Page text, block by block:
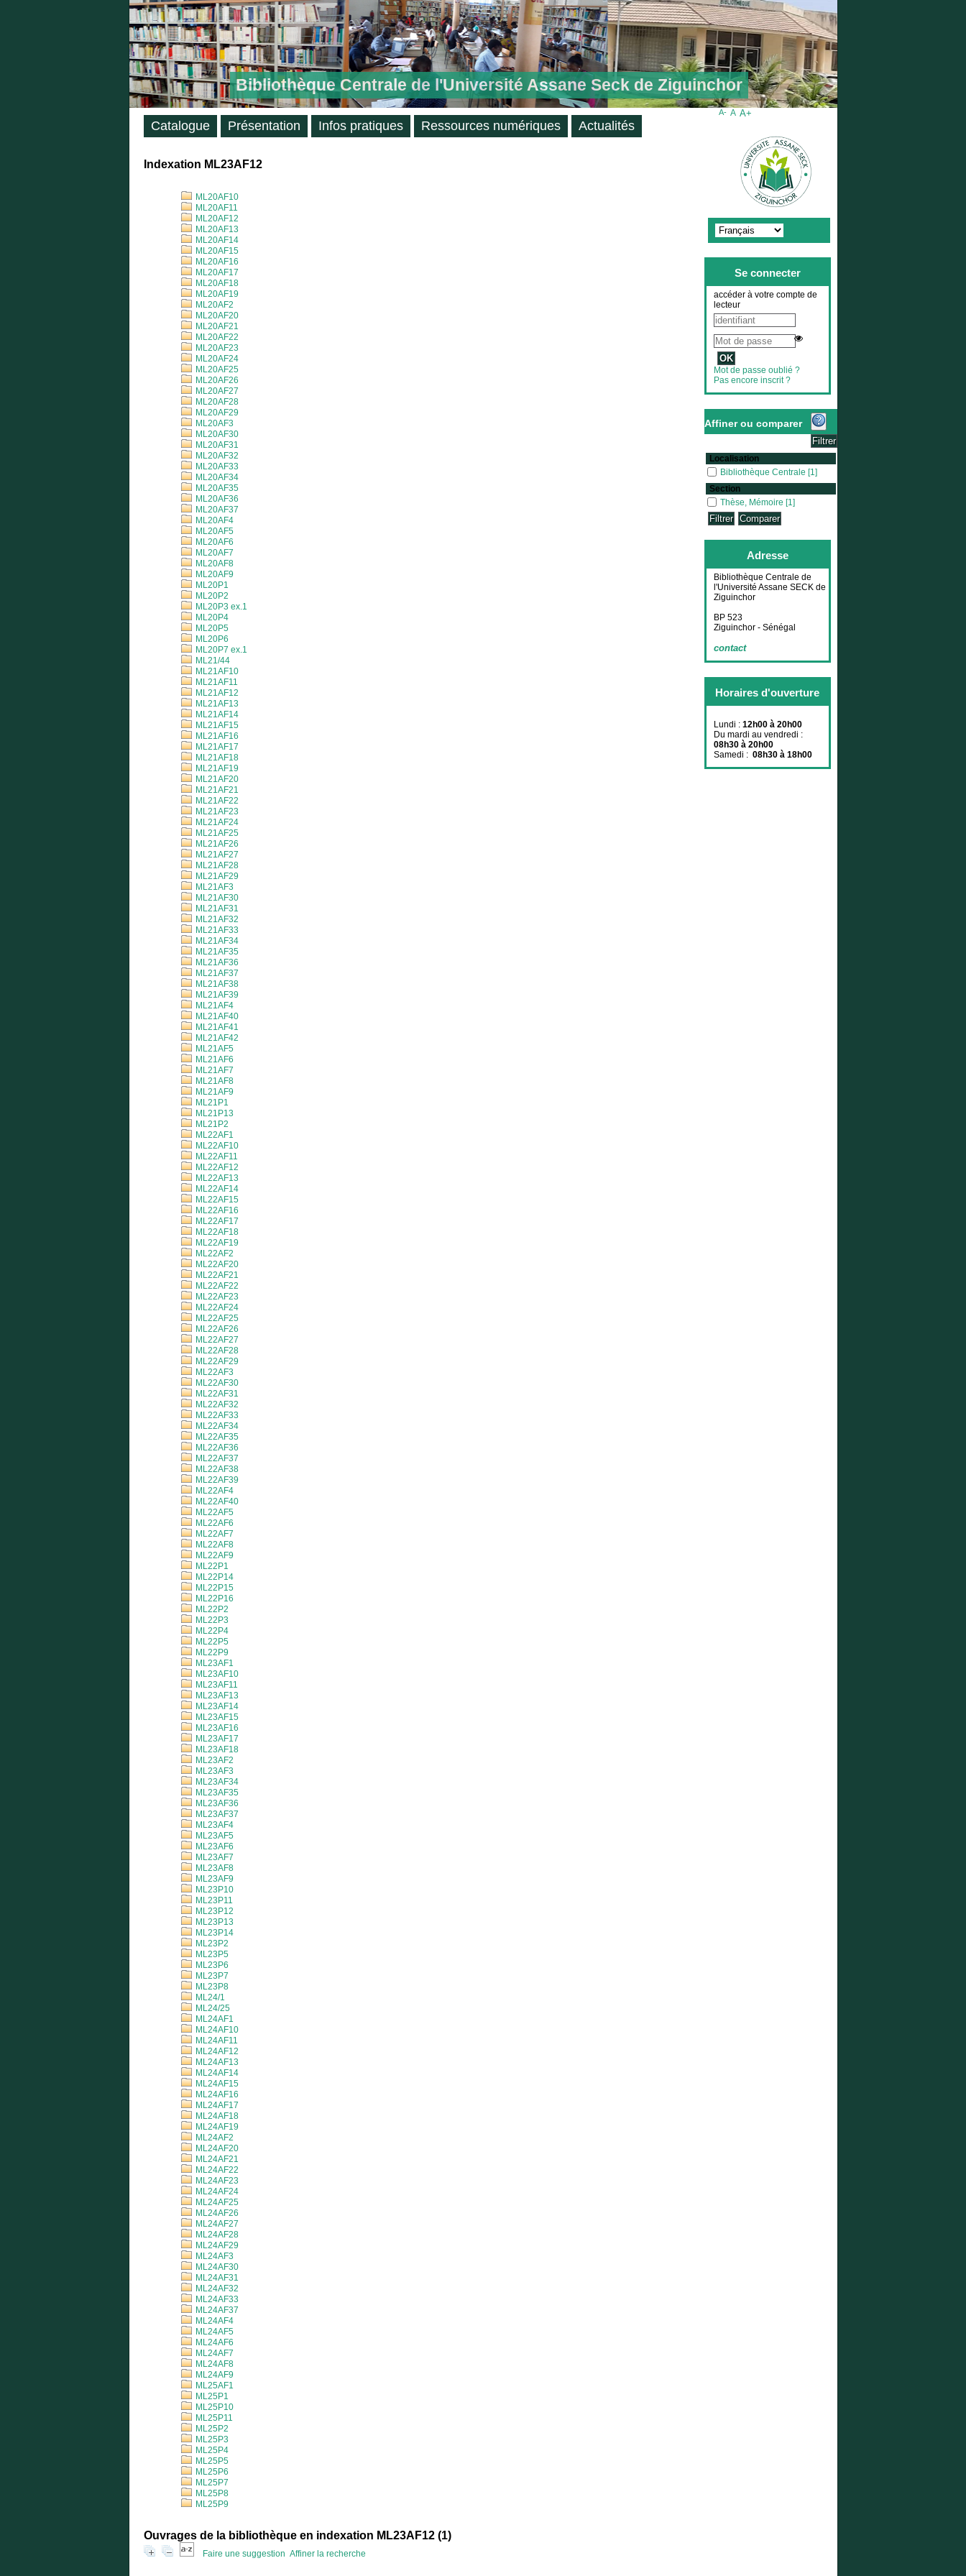
Bibliothèque Centrale de l'Université Assane Seck de Ziguinchor
Indexation ML23AF12
ML20AF10
ML20AF11
ML20AF12
ML20AF13
ML20AF14
ML20AF15
ML20AF16
ML20AF17
ML20AF18
ML20AF19
ML20AF2
ML20AF20
ML20AF21
ML20AF22
ML20AF23
ML20AF24
ML20AF25
ML20AF26
ML20AF27
ML20AF28
ML20AF29
ML20AF3
ML20AF30
ML20AF31
ML20AF32
ML20AF33
ML20AF34
ML20AF35
ML20AF36
ML20AF37
ML20AF4
ML20AF5
ML20AF6
ML20AF7
ML20AF8
ML20AF9
ML20P1
ML20P2
ML20P3 ex.1
ML20P4
ML20P5
ML20P6
ML20P7 ex.1
ML21/44
ML21AF10
ML21AF11
ML21AF12
ML21AF13
ML21AF14
ML21AF15
ML21AF16
ML21AF17
ML21AF18
ML21AF19
ML21AF20
ML21AF21
ML21AF22
ML21AF23
ML21AF24
ML21AF25
ML21AF26
ML21AF27
ML21AF28
ML21AF29
ML21AF3
ML21AF30
ML21AF31
ML21AF32
ML21AF33
ML21AF34
ML21AF35
ML21AF36
ML21AF37
ML21AF38
ML21AF39
ML21AF4
ML21AF40
ML21AF41
ML21AF42
ML21AF5
ML21AF6
ML21AF7
ML21AF8
ML21AF9
ML21P1
ML21P13
ML21P2
ML22AF1
ML22AF10
ML22AF11
ML22AF12
ML22AF13
ML22AF14
ML22AF15
ML22AF16
ML22AF17
ML22AF18
ML22AF19
ML22AF2
ML22AF20
ML22AF21
ML22AF22
ML22AF23
ML22AF24
ML22AF25
ML22AF26
ML22AF27
ML22AF28
ML22AF29
ML22AF3
ML22AF30
ML22AF31
ML22AF32
ML22AF33
ML22AF34
ML22AF35
ML22AF36
ML22AF37
ML22AF38
ML22AF39
ML22AF4
ML22AF40
ML22AF5
ML22AF6
ML22AF7
ML22AF8
ML22AF9
ML22P1
ML22P14
ML22P15
ML22P16
ML22P2
ML22P3
ML22P4
ML22P5
ML22P9
ML23AF1
ML23AF10
ML23AF11
ML23AF13
ML23AF14
ML23AF15
ML23AF16
ML23AF17
ML23AF18
ML23AF2
ML23AF3
ML23AF34
ML23AF35
ML23AF36
ML23AF37
ML23AF4
ML23AF5
ML23AF6
ML23AF7
ML23AF8
ML23AF9
ML23P10
ML23P11
ML23P12
ML23P13
ML23P14
ML23P2
ML23P5
ML23P6
ML23P7
ML23P8
ML24/1
ML24/25
ML24AF1
ML24AF10
ML24AF11
ML24AF12
ML24AF13
ML24AF14
ML24AF15
ML24AF16
ML24AF17
ML24AF18
ML24AF19
ML24AF2
ML24AF20
ML24AF21
ML24AF22
ML24AF23
ML24AF24
ML24AF25
ML24AF26
ML24AF27
ML24AF28
ML24AF29
ML24AF3
ML24AF30
ML24AF31
ML24AF32
ML24AF33
ML24AF37
ML24AF4
ML24AF5
ML24AF6
ML24AF7
ML24AF8
ML24AF9
ML25AF1
ML25P1
ML25P10
ML25P11
ML25P2
ML25P3
ML25P4
ML25P5
ML25P6
ML25P7
ML25P8
ML25P9
Ouvrages de la bibliothèque en indexation ML23AF12 (1)
Faire une suggestion Affiner la recherche
Catalogue Présentation Infos pratiques Ressources numériques Actualités
A- A A+
Se connecter
accéder à votre compte de
lecteur
Mot de passe oublié ?
Pas encore inscrit ?
Affiner ou comparer
Localisation
Bibliothèque Centrale
Bibliothèque Centrale [1]
Section
Thèse, Mémoire
Thèse, Mémoire [1]
Adresse
Bibliothèque Centrale de
l'Université Assane SECK de
Ziguinchor
BP 523
Ziguinchor - Sénégal
contact
Horaires d'ouverture
Lundi : 12h00 à 20h00
Du mardi au vendredi :
08h30 à 20h00
Samedi : 08h30 à 18h00